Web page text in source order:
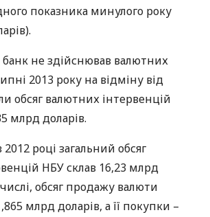
показника минулого року
банк не здійснював валютних
2013 року на відміну від
обсяг валютних інтервенцій
млрд доларів.
році загальний обсяг
НБУсклав 16,23 млрд
обсяг продажу валюти
млрд доларів, а її покупки –